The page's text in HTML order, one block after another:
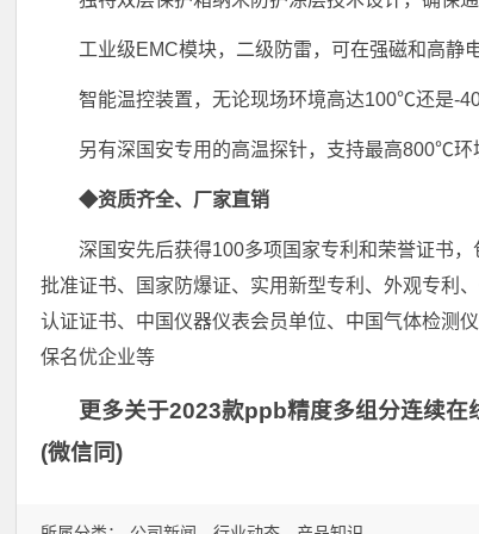
工业级EMC模块，二级防雷，可在强磁和高静
智能温控装置，无论现场环境高达100℃还是-
另有深国安专用的高温探针，支持最高800℃环
◆资质齐全、厂家直销
深国安先后获得100多项国家专利和荣誉证书
批准证书、国家防爆证、实用新型专利、外观专利
认证证书、中国仪器仪表会员单位、中国气体检测
保名优企业等
更多关于2023款ppb精度多组分连续
(微信同)